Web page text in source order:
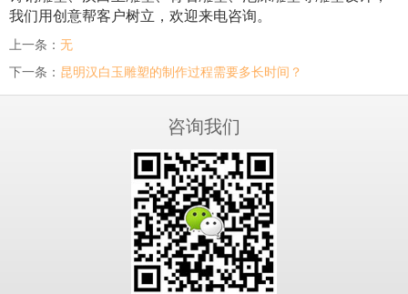
我们用创意帮客户树立，欢迎来电咨询。
上一条： 无
下一条： 昆明汉白玉雕塑的制作过程需要多长时间？
咨询我们